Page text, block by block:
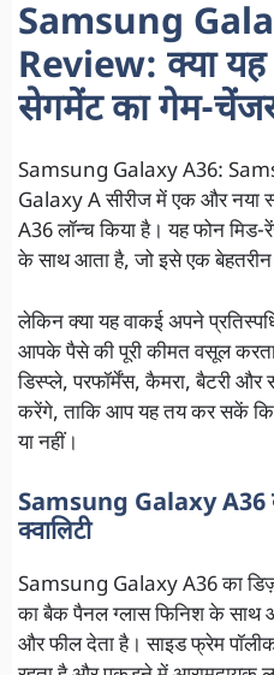
Samsung
Review: क्या
सेगमेंट का गेम-
Samsung Galaxy A36:
Galaxy A सीरीज में एक और नया
A36 लॉन्च किया है। यह फोन
के साथ आता है, जो इसे एक बेहतरीन
लेकिन क्या यह वाकई अपने
आपके पैसे की पूरी कीमत वसूल करता
डिस्प्ले, परफॉर्मेंस, कैमरा, बैटरी
करेंगे, ताकि आप यह तय कर सकें कि
या नहीं।
Samsung Galaxy A36
क्वालिटी
Samsung Galaxy A36 का
का बैक पैनल ग्लास फिनिश के साथ
और फील देता है। साइड फ्रेम